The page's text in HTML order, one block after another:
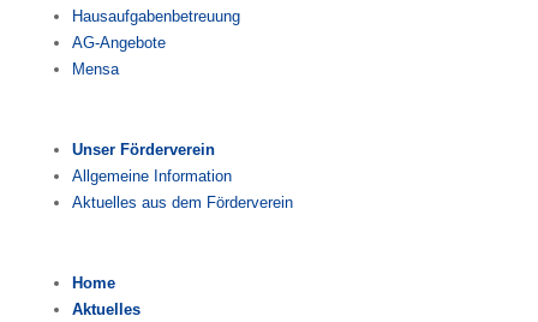
Hausaufgabenbetreuung
AG-Angebote
Mensa
Unser Förderverein
Allgemeine Information
Aktuelles aus dem Förderverein
Home
Aktuelles